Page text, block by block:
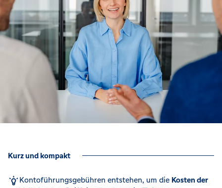
Kurz und kompakt
Kontoführungsgebühren entstehen, um die Kosten der